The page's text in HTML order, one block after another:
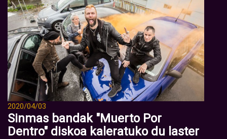
2020/04/03
Sinmas bandak "Muerto Por
Dentro" diskoa kaleratuko du laster